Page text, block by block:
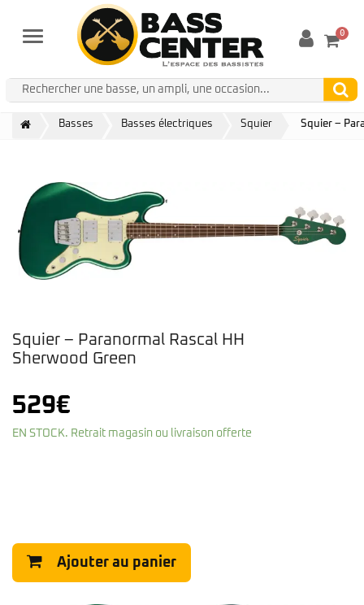
Menu 0
Basses Basses électriques Squier Squier –
Squier – Paranormal Rascal HH
Sherwood Green
529€
EN STOCK. Retrait magasin ou livraison offerte
Ajouter au panier